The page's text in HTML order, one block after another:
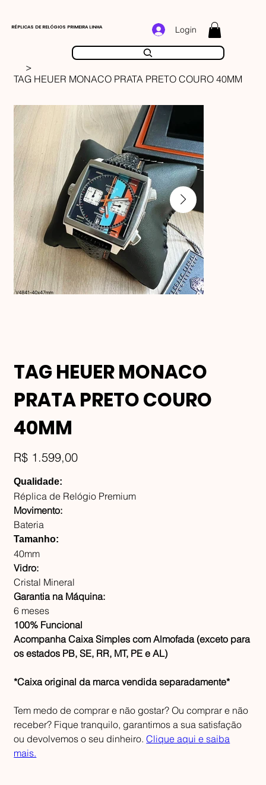
RÉPLICAS DE RELÓGIOS PRIMEIRA LINHA Login
>
TAG HEUER MONACO PRATA PRETO COURO 40MM
TAG HEUER MONACO
PRATA PRETO COURO
40MM
Preço
R$ 1.599,00
Qualidade:
Réplica de Relógio Premium
Movimento:
Bateria
Tamanho:
40mm
Vidro:
Cristal Mineral
Garantia na Máquina:
6 meses
100% Funcional
Acompanha Caixa Simples com Almofada (exceto para
os estados PB, SE, RR, MT, PE e AL)
*Caixa original da marca vendida separadamente*
Tem medo de comprar e não gostar? Ou comprar e não
receber? Fique tranquilo, garantimos a sua satisfação
ou devolvemos o seu dinheiro.Clique aqui e saiba
mais.